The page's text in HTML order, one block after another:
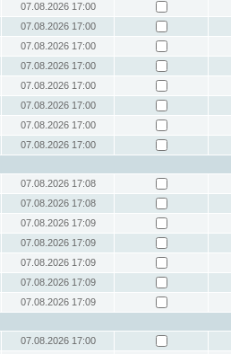
07.08.2026 17:00
07.08.2026 17:00
07.08.2026 17:00
07.08.2026 17:00
07.08.2026 17:00
07.08.2026 17:00
07.08.2026 17:00
07.08.2026 17:00
07.08.2026 17:08
07.08.2026 17:08
07.08.2026 17:09
07.08.2026 17:09
07.08.2026 17:09
07.08.2026 17:09
07.08.2026 17:09
07.08.2026 17:00